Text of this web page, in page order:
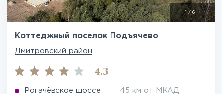
1 / 6
Коттеджный поселок Подъячево
Дмитровский район
4.3
Рогачёвское шоссе 45 км от МКАД